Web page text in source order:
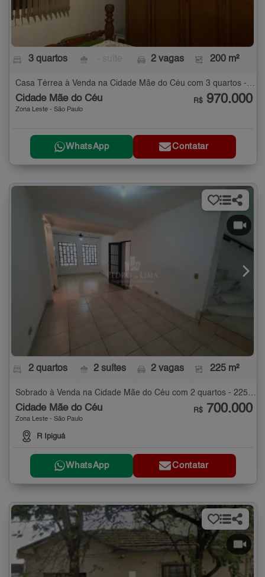
3 quartos 2 vagas 200 m²
Casa Térrea à Venda na Cidade Mãe do Céu com 3 quartos - 200 m²
Cidade Mãe do Céu
Zona Leste - São Paulo
R$ 970.000
WhatsApp Contatar
2 quartos 2 suítes 2 vagas 225 m²
Cidade Mãe do Céu
Zona Leste - São Paulo
R Ipiguá
R$ 700.000
WhatsApp Contatar